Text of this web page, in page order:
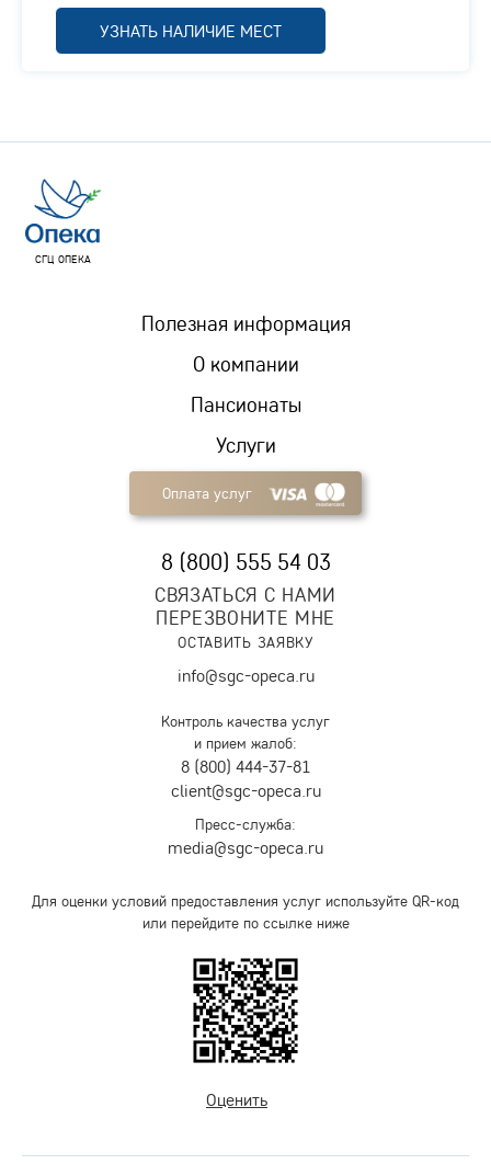
УЗНАТЬ НАЛИЧИЕ МЕСТ
СГЦ ОПЕКА
Пансионаты
Услуги
Полезная информация
О компании
Оплата услуг
8 (800) 555 54 03
СВЯЗАТЬСЯ С НАМИ
ПЕРЕЗВОНИТЕ МНЕ
ОСТАВИТЬ ЗАЯВКУ
info@sgc-opeca.ru
Контроль качества услуг
и прием жалоб:
8 (800) 444-37-81
client@sgc-opeca.ru
Пресс-служба:
media@sgc-opeca.ru
Для оценки условий предоставления услуг используйте QR-код
или перейдите по ссылке ниже
Оценить